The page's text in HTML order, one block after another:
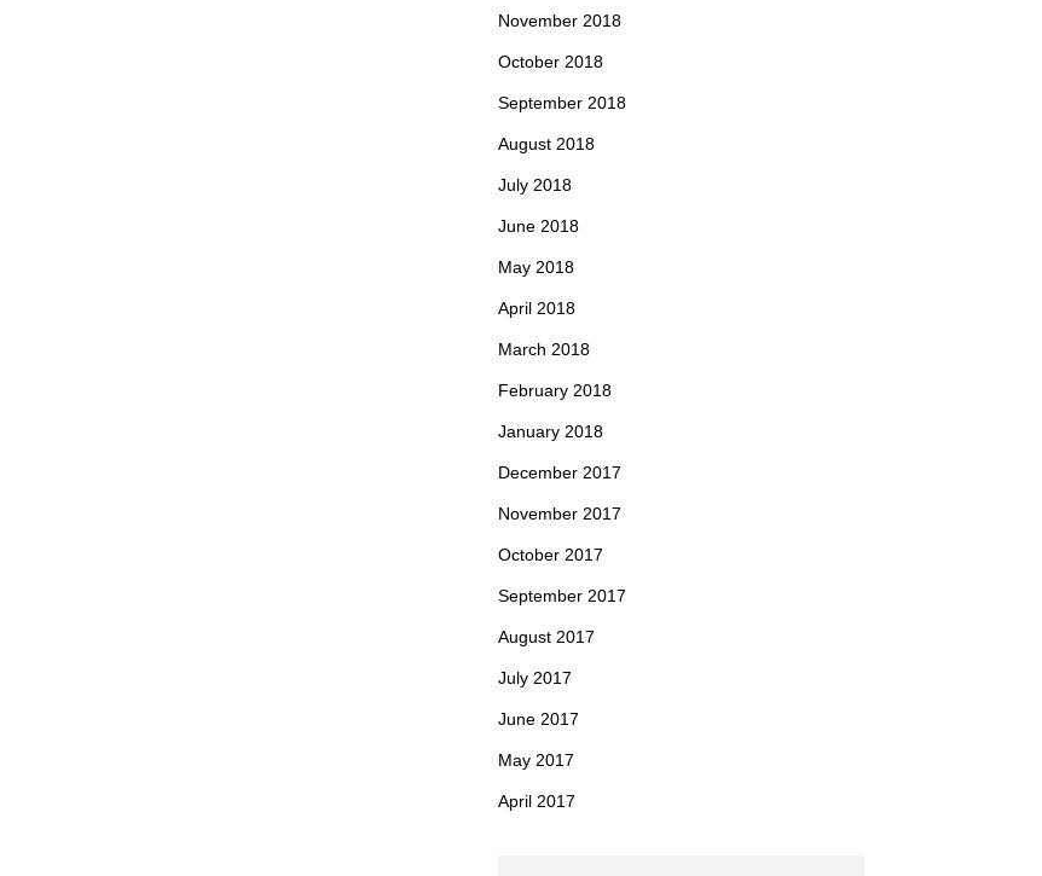
November 2018
October 2018
September 2018
August 2018
July 2018
June 2018
May 2018
April 2018
March 2018
February 2018
January 2018
December 2017
November 2017
October 2017
September 2017
August 2017
July 2017
June 2017
May 2017
April 2017